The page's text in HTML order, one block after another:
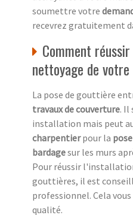
soumettre votre
recevrez gratuitement
Comment
nettoyage de
La pose de gouttière
travaux de couverture. Il
installation mais peut
charpentierpour la
bardagesur les murs
Pour réussir
gouttières, il est
professionnel. Cela
qualité.